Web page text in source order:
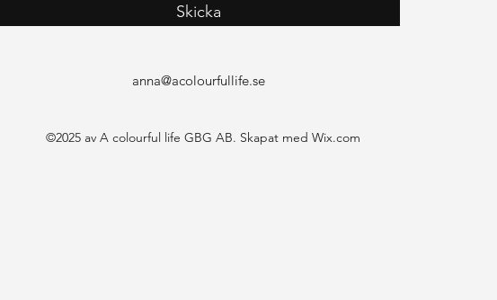
Skicka
anna@acolourfullife.se
©2025 av A colourful life GBG AB. Skapat med Wix.com